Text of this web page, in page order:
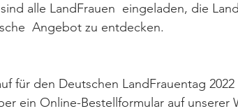
alle LandFrauen  eingeladen, die
Angebot zu entdecken.
für den Deutschen LandFrauentag
ein Online-Bestellformular auf unserer